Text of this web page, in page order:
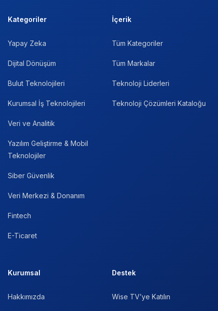
Kategoriler
Yapay Zeka
Dijital Dönüşüm
Bulut Teknolojileri
Kurumsal İş Teknolojileri
Veri ve Analitik
Yazılım Geliştirme & Mobil
Teknolojiler
Siber Güvenlik
Veri Merkezi & Donanım
Fintech
E-Ticaret
İçerik
Tüm Kategoriler
Tüm Markalar
Teknoloji Liderleri
Teknoloji Çözümleri Kataloğu
Kurumsal
Hakkımızda
Destek
Wise TV’ye Katılın